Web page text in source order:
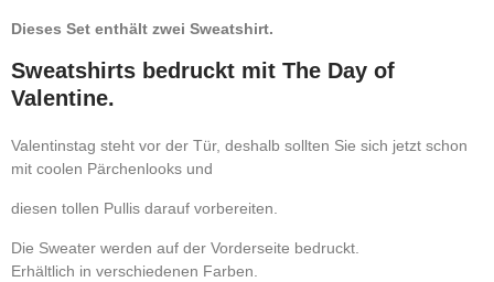
Dieses Set enthält zwei Sweatshirt.
Sweatshirts bedruckt mit The Day of
Valentine.
Valentinstag steht vor der Tür, deshalb sollten Sie sich jetzt schon
mit coolen Pärchenlooks und
diesen tollen Pullis darauf vorbereiten.
Die Sweater werden auf der Vorderseite bedruckt.
Erhältlich in verschiedenen Farben.